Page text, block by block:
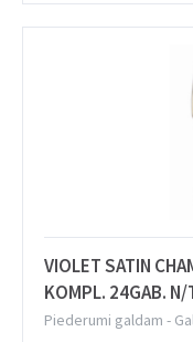
VIOLET SATIN
KOMPL. 24GAB. N/
Piederumi galdam -